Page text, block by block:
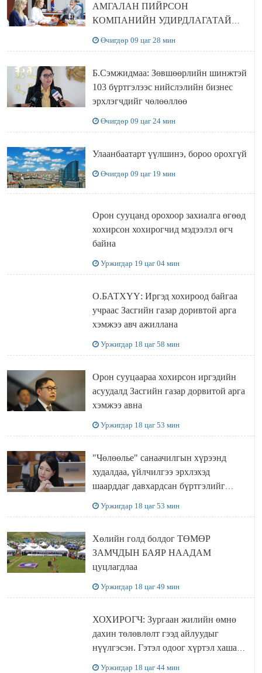
АМГАЛАН ПИЙРСОН
КОМПАНИЙН УДИРДЛАГАТАЙ
Өчигдөр 09 цаг 28 мин
Б.Сэмжидмаа: Зөвшөөрлийн шинжтэй
103 бүртгэлээс нийслэлийн бизнес
эрхлэгчдийг чөлөөллөө
Өчигдөр 09 цаг 24 мин
Улаанбаатарт үүлшинэ, бороо орохгүй
Өчигдөр 09 цаг 19 мин
Орон сууцанд орохоор захиалга өгөөд
хохирсон хохирогчид мэдээлэл өгч
байна
Уржигдар 19 цаг 04 мин
О.БАТХҮҮ: Иргэд хохироод байгаа
учраас Засгийн газар доривтой арга
хэмжээ авч ажиллана
Уржигдар 18 цаг 58 мин
Орон сууцаараа хохирсон иргэдийн
асуудалд Засгийн газар дорвитой арга
хэмжээ авна
Уржигдар 18 цаг 53 мин
"Чөлөөлье" санаачилгын хүрээнд
худалдаа, үйлчилгээ эрхлэхэд
шаарддаг давхардсан бүртгэлийг
Уржигдар 18 цаг 53 мин
Хөлийн голд болдог ТӨМӨР
ЗАМЧДЫН БАЯР НААДАМ
цуцлагдлаа
Уржигдар 18 цаг 49 мин
ХОХИРОГЧ: Зургаан жилийн өмнө
дахин төлөвлөлт гээд айлуудыг
нүүлгэсэн. Гэтэл одоог хүртэл хашаа
Уржигдар 18 цаг 44 мин